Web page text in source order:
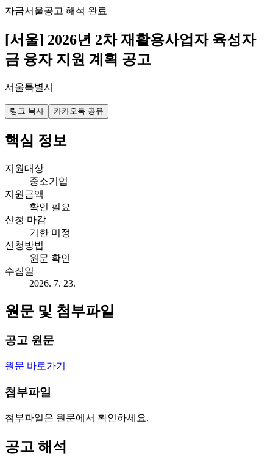
자금서울공고 해석 완료
[서울] 2026년 2차 재활용사업자 육성자
금 융자 지원 계획 공고
서울특별시
링크 복사 카카오톡 공유
핵심 정보
지원대상
중소기업
지원금액
확인 필요
신청 마감
기한 미정
신청방법
원문 확인
수집일
2026. 7. 23.
원문 및 첨부파일
공고 원문
원문 바로가기
첨부파일
첨부파일은 원문에서 확인하세요.
공고 해석